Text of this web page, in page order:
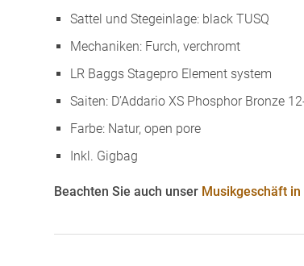
Sattel und Stegeinlage: black TUSQ
Mechaniken: Furch, verchromt
LR Baggs Stagepro Element system
Saiten: D’Addario XS Phosphor Bronze
Farbe: Natur, open pore
Inkl. Gigbag
Beachten Sie auch unser Musikgeschäft